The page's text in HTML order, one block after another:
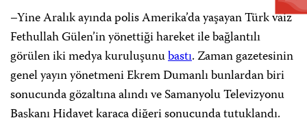
–Yine Aralık ayında polis Amerika’da yaşayan Türk vaiz
Fethullah Gülen’in yönettiği hareket ile bağlantılı
görülen iki medya kuruluşunubastı. Zaman gazetesinin
genel yayın yönetmeni Ekrem Dumanlı bunlardan biri
sonucunda gözaltına alındı ve Samanyolu Televizyonu